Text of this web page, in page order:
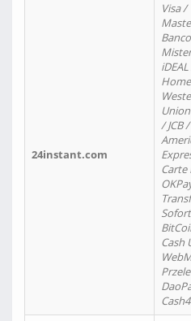
24instant.com
Visa /
/ JCB /
Carte
Cash